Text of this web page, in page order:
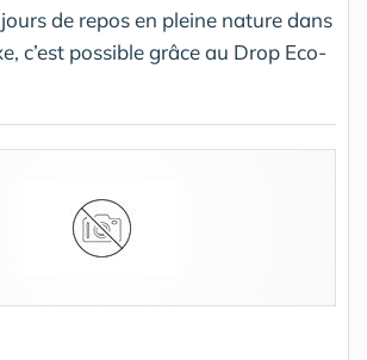
de repos en pleine nature dans
c’est possible grâce au Drop Eco-